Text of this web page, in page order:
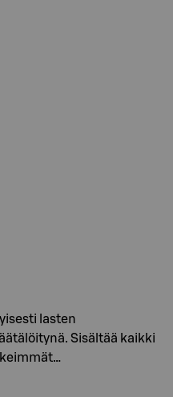
lasten
Sisältää kaikki